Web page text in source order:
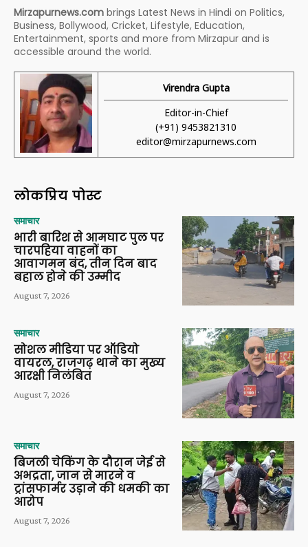
Mirzapurnews.com brings Latest News in Hindi on Politics,
Business, Bollywood, Cricket, Lifestyle, Education,
Entertainment, sports and more from Mirzapur and is
accessible around the world.
Virendra Gupta
Editor-in-Chief
(+91) 9453821310
editor@mirzapurnews.com
लोकप्रिय पोस्ट
समाचार
भारी बारिश से आमघाट पुल पर
चारपहिया वाहनों का
आवागमन बंद, तीन दिन बाद
बहाल होने की उम्मीद
August 7, 2026
समाचार
सोशल मीडिया पर ऑडियो
वायरल, राजगढ़ थाने का मुख्य
आरक्षी निलंबित
August 7, 2026
समाचार
बिजली चेकिंग के दौरान जेई से
अभद्रता, जान से मारने व
ट्रांसफार्मर उड़ाने की धमकी का
आरोप
August 7, 2026